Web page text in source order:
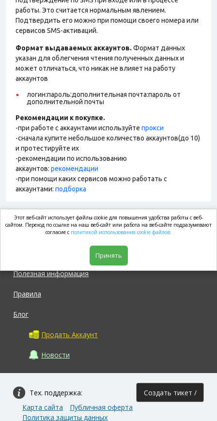
работы. Это считается нормальным явлением.
Подтвердить его можно при помощи своего номера или
сервисов SMS-активаций.
Формат выдаваемых аккаунтов. Формат данных
указан для облегчения чтения полученных данных и
может отличаться, что никак не влияет на работу
аккаунтов
логин:пароль:дополнительная почта:пароль от
дополнительной почты
Рекомендации к покупке.
-при работе с аккаунтами используйте прокси
-сначала купите небольшое количество аккаунтов(до 10)
и протестируйте их
-рекомендации по использованию
аккаунтов: рекомендации
-при помощи каких сервисов можно работать с
аккаунтами: подборка
market.com
Полезная информация
Правила
Блог
Продать Аккаунт
Новости
Тех. поддержка: Создать тикет /
Карта сайта
Публичная оферта
Политика защиты данных
Этот веб-сайт использует файлы cookie для повышения удобства работы с веб-
сайтом. Переход по ссылке на наш веб-сайт или работа на веб-сайте подразумевают
согласие с политикой использования cookie файлов.
Принять